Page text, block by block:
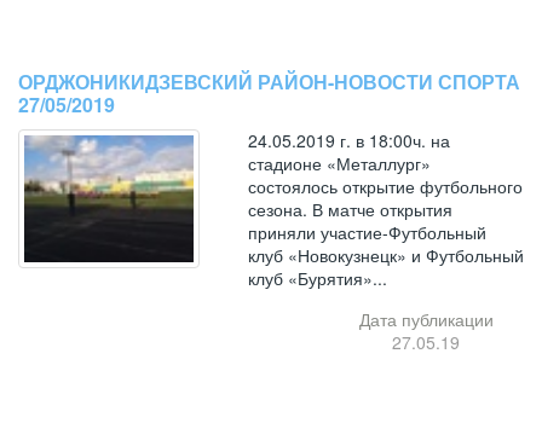
ОРДЖОНИКИДЗЕВСКИЙ РАЙОН-НОВОСТИ СПОРТА
27/05/2019
24.05.2019 г. в 18:00ч. на
стадионе «Металлург»
состоялось открытие футбольного
сезона. В матче открытия
приняли участие-Футбольный
клуб «Новокузнецк» и Футбольный
клуб «Бурятия»...
Дата публикации
27.05.19